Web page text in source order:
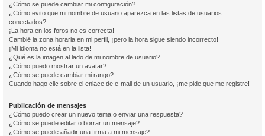
¿Cómo se puede cambiar mi configuración?
¿Cómo evito que mi nombre de usuario aparezca en las listas de usuarios
conectados?
¡La hora en los foros no es correcta!
Cambié la zona horaria en mi perfil, ¡pero la hora sigue siendo incorrecto!
¡Mi idioma no está en la lista!
¿Qué es la imagen al lado de mi nombre de usuario?
¿Cómo puedo mostrar un avatar?
¿Cómo se puede cambiar mi rango?
Cuando hago clic sobre el enlace de e-mail de un usuario, ¡me pide que me registre!
Publicación de mensajes
¿Cómo puedo crear un nuevo tema o enviar una respuesta?
¿Cómo se puede editar o borrar un mensaje?
¿Cómo se puede añadir una firma a mi mensaje?